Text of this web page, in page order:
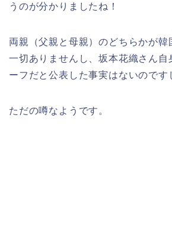
うのが分かりましたね！
両親（父親と母親）のどちらかが韓
一切ありませんし、坂本花織さん自
ーフだと公表した事実はないのです
ただの噂なようです。